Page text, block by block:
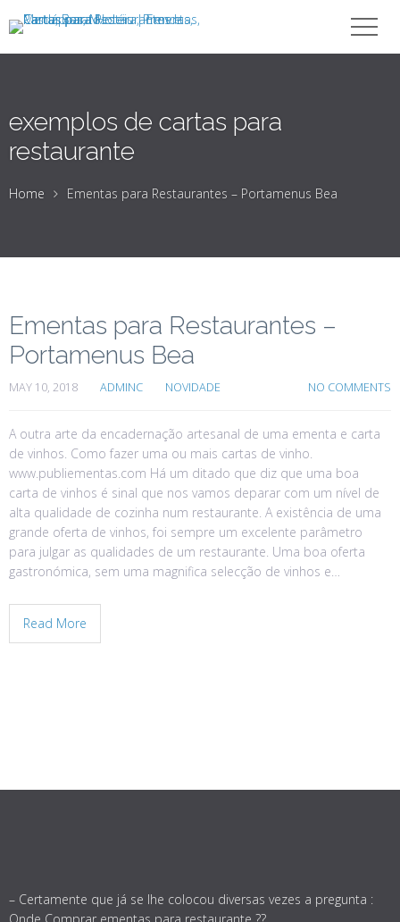
exemplos de cartas para
restaurante
Home Ementas para Restaurantes – Portamenus Bea
Ementas para Restaurantes –
Portamenus Bea
MAY 10, 2018 ADMINC NOVIDADE NO COMMENTS
A outra arte da encadernação artesanal de uma ementa e carta
de vinhos. Como fazer uma ou mais cartas de vinho.
www.publiementas.com Há um ditado que diz que uma boa
carta de vinhos é sinal que nos vamos deparar com um nível de
alta qualidade de cozinha num restaurante. A existência de uma
grande oferta de vinhos, foi sempre um excelente parâmetro
para julgar as qualidades de um restaurante. Uma boa oferta
gastronómica, sem uma magnifica selecção de vinhos e…
Read More
– Certamente que já se lhe colocou diversas vezes a pregunta :